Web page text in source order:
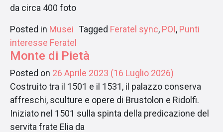
da circa 400 foto
Posted in Musei Tagged Feratel sync, POI, Punti
interesse Feratel
Monte di Pietà
Posted on 26 Aprile 2023 (16 Luglio 2026)
Costruito tra il 1501 e il 1531, il palazzo conserva
affreschi, sculture e opere di Brustolon e Ridolfi.
Iniziato nel 1501 sulla spinta della predicazione del
servita frate Elia da